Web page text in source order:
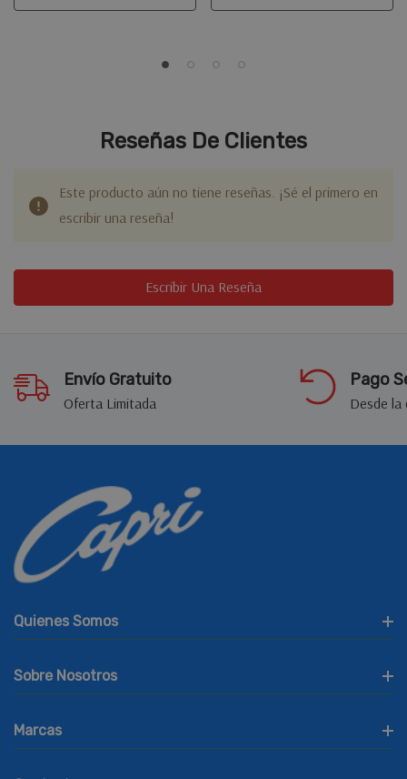
Reseñas De Clientes
Este producto aún no tiene reseñas. ¡Sé el primero en
escribir una reseña!
Escribir Una Reseña
Envío Gratuito
Oferta Limitada
Pago
Desde
Quienes Somos
Sobre Nosotros
Marcas